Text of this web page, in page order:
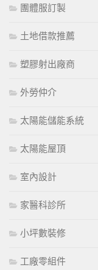
團體服訂製
土地借款推薦
塑膠射出廠商
外勞仲介
太陽能儲能系統
太陽能屋頂
室內設計
家醫科診所
小坪數裝修
工廠零組件